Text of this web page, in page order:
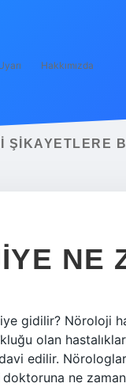
Hakkımızda
ŞIKAYETLERE
NE
gidilir? Nöroloji
olan
edilir.
ne